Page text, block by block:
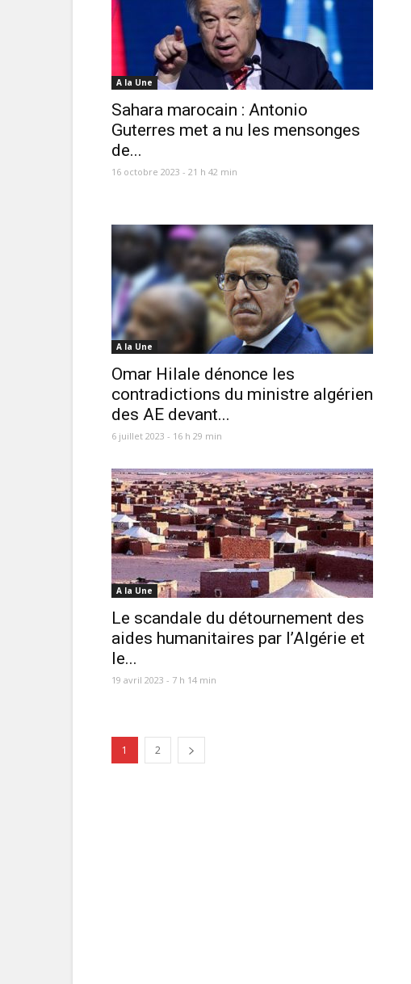
A la Une
Sahara marocain : Antonio
Guterres met a nu les mensonges
de...
16 octobre 2023 - 21 h 42 min
A la Une
Omar Hilale dénonce les
contradictions du ministre algérien
des AE devant...
6 juillet 2023 - 16 h 29 min
A la Une
Le scandale du détournement des
aides humanitaires par l’Algérie et
le...
19 avril 2023 - 7 h 14 min
1 2